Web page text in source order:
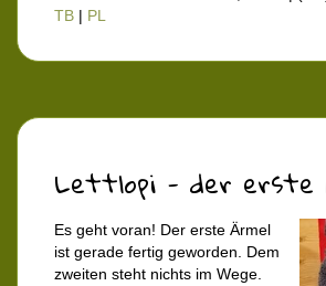
TB | PL
Lettlopi - der erste
Es geht voran! Der erste Ärmel
ist gerade fertig geworden. Dem
zweiten steht nichts im Wege.